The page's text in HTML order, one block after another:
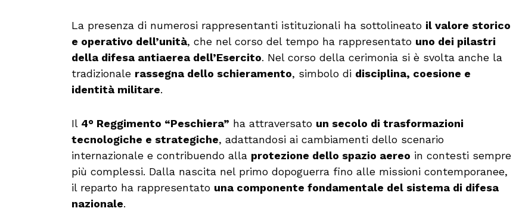
La presenza di numerosi rappresentanti istituzionali ha sottolineato il valore storico
e operativo dell’unità, che nel corso del tempo ha rappresentato uno dei pilastri
della difesa antiaerea dell’Esercito. Nel corso della cerimonia si è svolta anche la
tradizionale rassegna dello schieramento, simbolo di disciplina, coesione e
identità militare.
Il 4° Reggimento “Peschiera” ha attraversato un secolo di trasformazioni
tecnologiche e strategiche, adattandosi ai cambiamenti dello scenario
internazionale e contribuendo alla protezione dello spazio aereo in contesti sempre
più complessi. Dalla nascita nel primo dopoguerra fino alle missioni contemporanee,
il reparto ha rappresentato una componente fondamentale del sistema di difesa
nazionale.